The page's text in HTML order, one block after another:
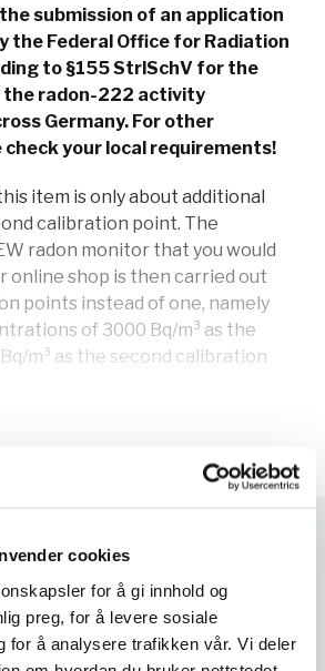
cookies
for å gi innhold og
preg, for å levere sosiale
for å analysere trafikken vår. Vi deler
submission of an application
the Federal Office for Radiation
to §155 StrlSchV for the
radon-222 activity
Germany. For other
your local requirements!
item is only about additional
calibration point. The
radon monitor that you would
online shop is then carried out
points instead of one, namely
of 3000 Bq/m³ as the
m³ as the second calibration
certificate is issued for each
calibration point for another